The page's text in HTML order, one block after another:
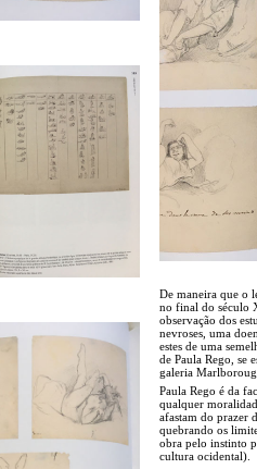
De maneira que o
no final do século
observação dos
nevroses, uma
estes de uma
de Paula Rego, se
galeria
Paula Rego é da
qualquer
afastam do prazer
quebrando os
obra pelo instinto
cultura ocidental).